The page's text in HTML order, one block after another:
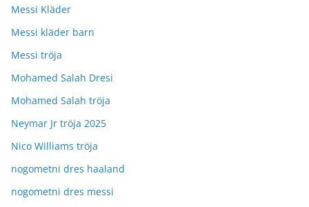
Messi Kläder
Messi kläder barn
Messi tröja
Mohamed Salah Dresi
Mohamed Salah tröja
Neymar Jr tröja 2025
Nico Williams tröja
nogometni dres haaland
nogometni dres messi